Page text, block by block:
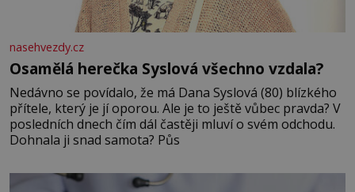
nasehvezdy.cz
Osamělá herečka Syslová všechno vzdala?
Nedávno se povídalo, že má Dana Syslová (80) blízkého
přítele, který je jí oporou. Ale je to ještě vůbec pravda? V
posledních dnech čím dál častěji mluví o svém odchodu.
Dohnala ji snad samota? Půs